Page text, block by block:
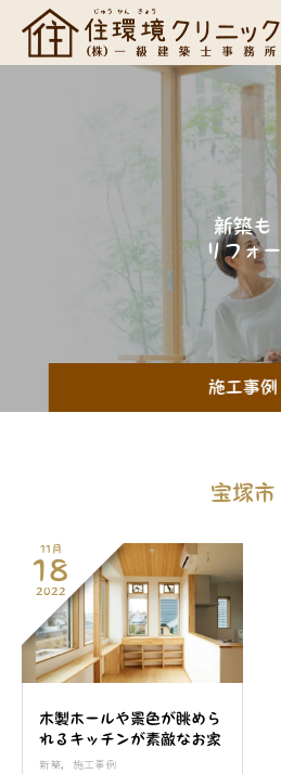
施工事例
新築も
リ
フォ ーム
宝塚市
11月
18
2022
木製ホールや景色が眺めら
れるキッチンが素敵なお家
新築, 施工事例